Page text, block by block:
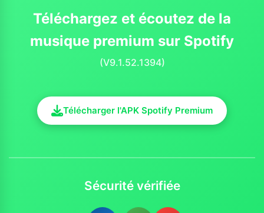
Téléchargez et écoutez de la
musique premium sur Spotify
(V9.1.52.1394)
Télécharger l'APK Spotify Premium
Sécurité vérifiée